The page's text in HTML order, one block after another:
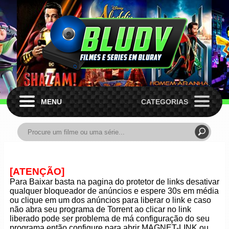
MENU CATEGORIAS
[ATENÇÃO]
Para Baixar basta na pagina do protetor de links desativar
qualquer bloqueador de anúncios e espere 30s em média
ou clique em um dos anúncios para liberar o link e caso
não abra seu programa de Torrent ao clicar no link
liberado pode ser problema de má configuração do seu